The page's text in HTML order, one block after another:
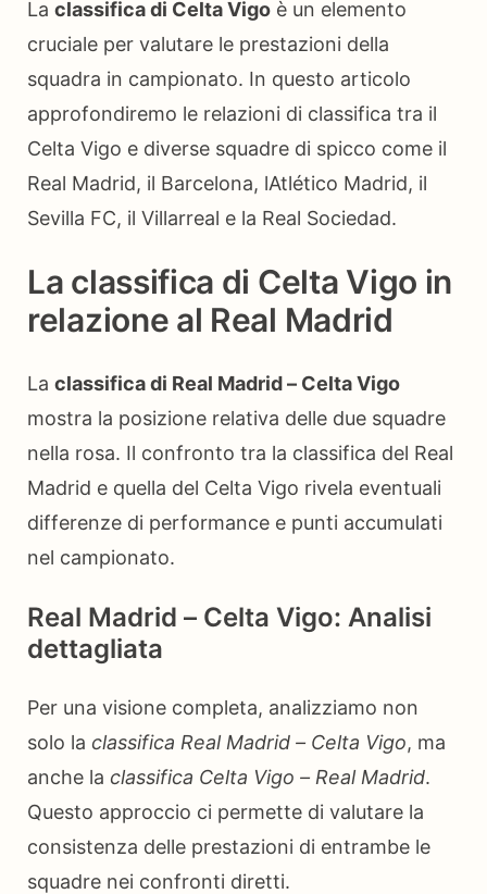
La classifica di Celta Vigo è un elemento
cruciale per valutare le prestazioni della
squadra in campionato. In questo articolo
approfondiremo le relazioni di classifica tra il
Celta Vigo e diverse squadre di spicco come il
Real Madrid, il Barcelona, lAtlético Madrid, il
Sevilla FC, il Villarreal e la Real Sociedad.
La classifica di Celta Vigo in
relazione al Real Madrid
La classifica di Real Madrid – Celta Vigo
mostra la posizione relativa delle due squadre
nella rosa. Il confronto tra la classifica del Real
Madrid e quella del Celta Vigo rivela eventuali
differenze di performance e punti accumulati
nel campionato.
Real Madrid – Celta Vigo: Analisi
dettagliata
Per una visione completa, analizziamo non
solo la classifica Real Madrid – Celta Vigo, ma
anche la classifica Celta Vigo – Real Madrid.
Questo approccio ci permette di valutare la
consistenza delle prestazioni di entrambe le
squadre nei confronti diretti.